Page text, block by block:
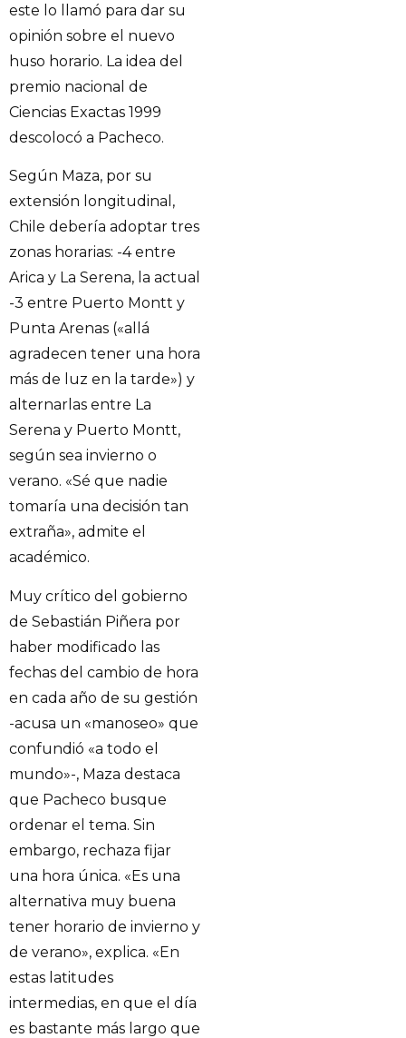
este lo llamó para dar su
opinión sobre el nuevo
huso horario. La idea del
premio nacional de
Ciencias Exactas 1999
descolocó a Pacheco.
Según Maza, por su
extensión longitudinal,
Chile debería adoptar tres
zonas horarias: -4 entre
Arica y La Serena, la actual
-3 entre Puerto Montt y
Punta Arenas («allá
agradecen tener una hora
más de luz en la tarde») y
alternarlas entre La
Serena y Puerto Montt,
según sea invierno o
verano. «Sé que nadie
tomaría una decisión tan
extraña», admite el
académico.
Muy crítico del gobierno
de Sebastián Piñera por
haber modificado las
fechas del cambio de hora
en cada año de su gestión
-acusa un «manoseo» que
confundió «a todo el
mundo»-, Maza destaca
que Pacheco busque
ordenar el tema. Sin
embargo, rechaza fijar
una hora única. «Es una
alternativa muy buena
tener horario de invierno y
de verano», explica. «En
estas latitudes
intermedias, en que el día
es bastante más largo que